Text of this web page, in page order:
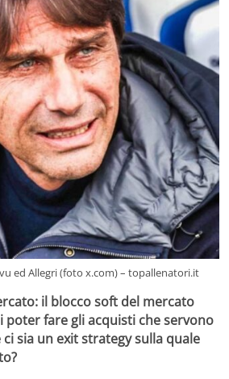
ed Allegri (foto x.com) – topallenatori.it
il blocco soft del mercato
poter fare gli acquisti che servono
sia un exit strategy sulla quale